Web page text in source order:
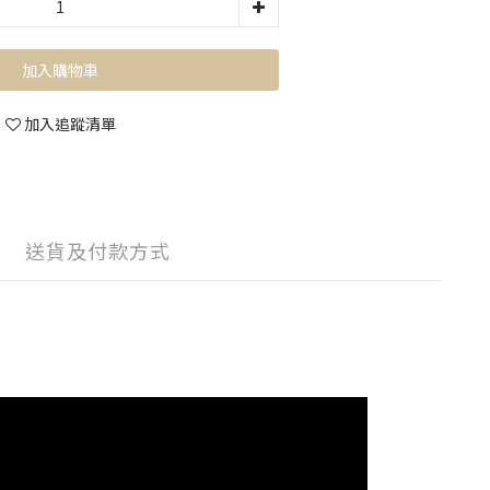
加入購物車
加入追蹤清單
送貨及付款方式